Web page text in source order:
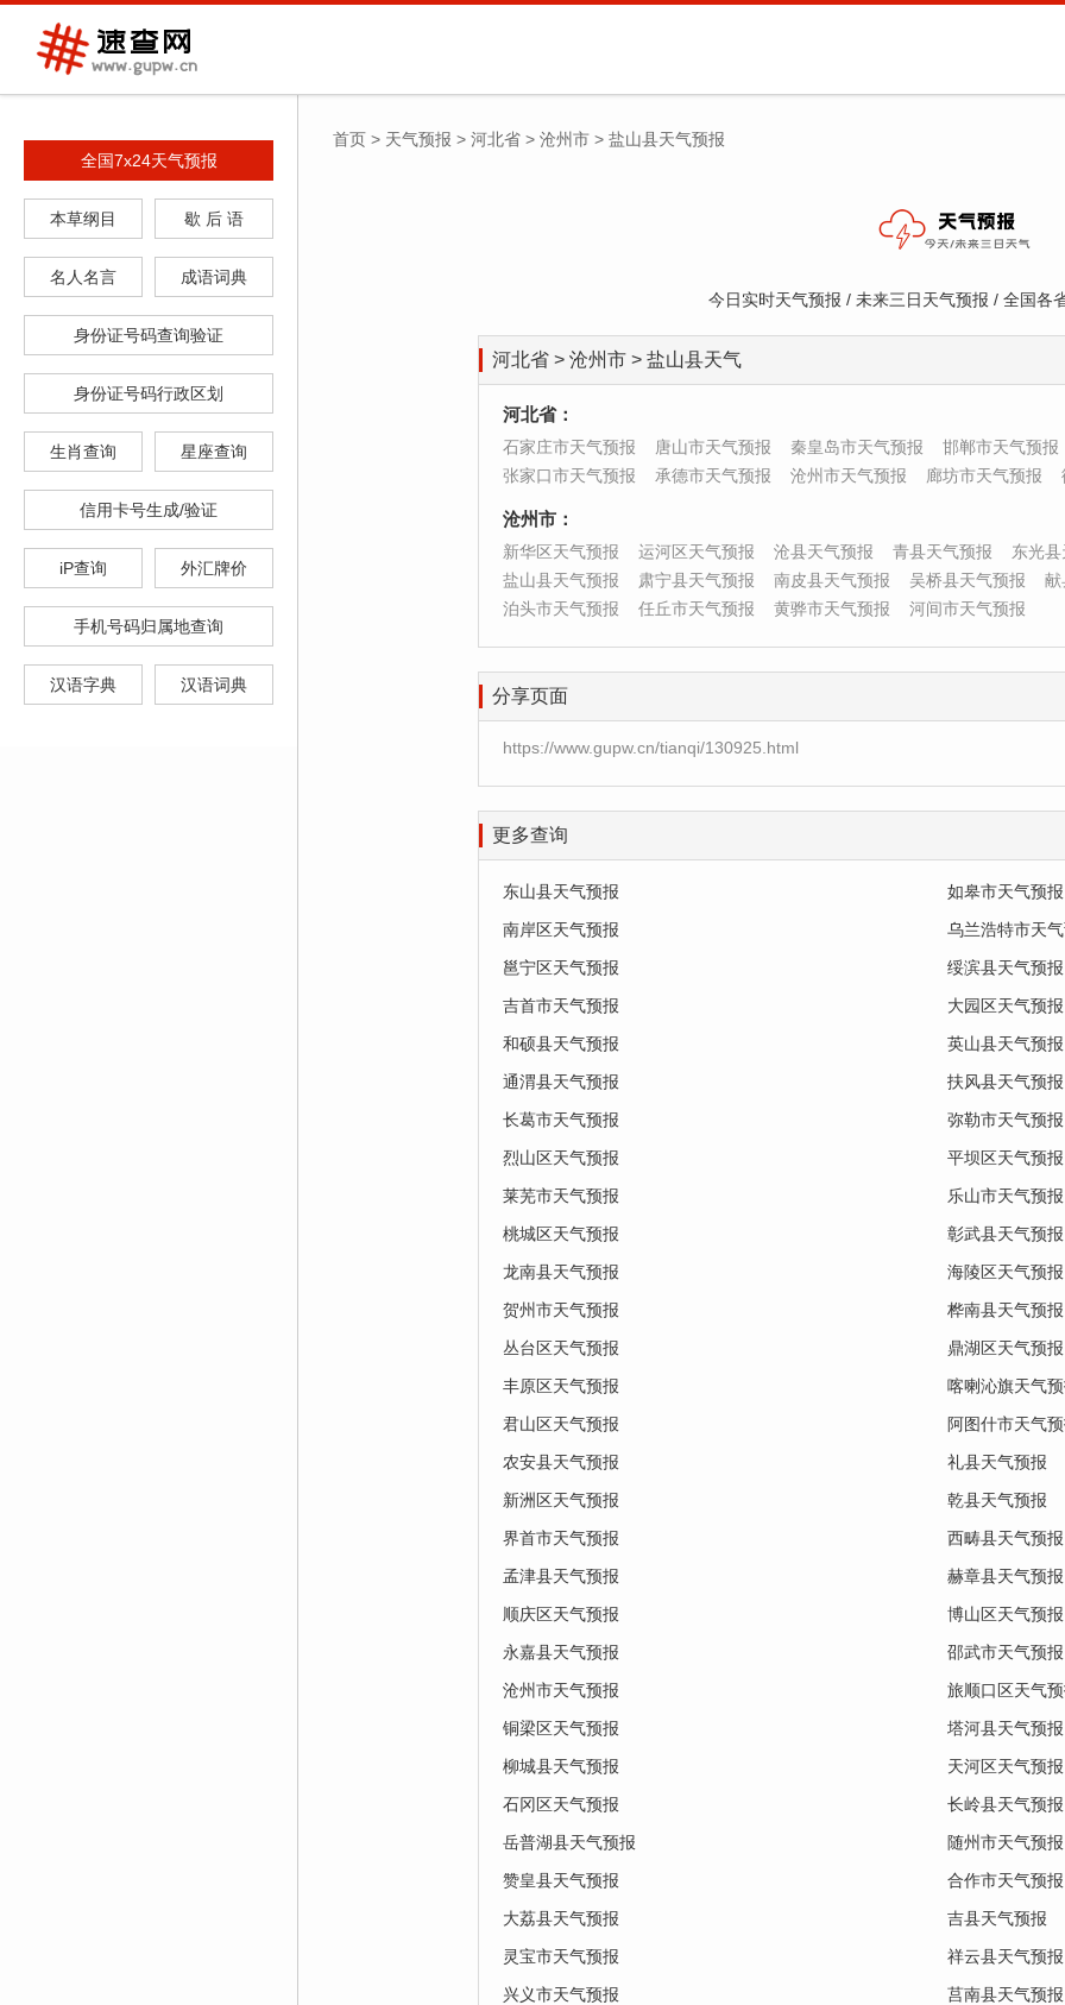
全国7x24天气预报
本草纲目 歇 后 语
名人名言 成语词典
身份证号码查询验证
身份证号码行政区划
生肖查询 星座查询
信用卡号生成/验证
iP查询 外汇牌价
手机号码归属地查询
汉语字典 汉语词典
首页 > 天气预报 > 河北省 > 沧州市 > 盐山县天气预报
今日实时天气预报 / 未来三日天气预报 / 全国各
河北省 > 沧州市 > 盐山县天气
河北省：
石家庄市天气预报 唐山市天气预报 秦皇岛市天气预报
邯郸市天气预报
张家口市天气预报
承德市天气预报 沧州市天气预报 廊坊市天气预报
沧州市：
新华区天气预报 运河区天气预报 沧县天气预报 青县天气预报
东光
盐山县天气预报
肃宁县天气预报 南皮县天气预报 吴桥县天气预报
献
泊头市天气预报
任丘市天气预报 黄骅市天气预报 河间市天气预报
分享页面
https://www.gupw.cn/tianqi/130925.html
更多查询
东山县天气预报
如皋市天气预报
南岸区天气预报
乌兰浩特市天
邕宁区天气预报
绥滨县天气预报
吉首市天气预报
大园区天气预报
和硕县天气预报
英山县天气预报
通渭县天气预报
扶风县天气预报
长葛市天气预报
弥勒市天气预报
烈山区天气预报
平坝区天气预报
莱芜市天气预报
乐山市天气预报
桃城区天气预报
彰武县天气预报
龙南县天气预报
海陵区天气预报
贺州市天气预报
桦南县天气预报
丛台区天气预报
鼎湖区天气预报
丰原区天气预报
喀喇沁旗天气
君山区天气预报
阿图什市天气
农安县天气预报
礼县天气预报
新洲区天气预报
乾县天气预报
界首市天气预报
西畴县天气预报
孟津县天气预报
赫章县天气预报
顺庆区天气预报
博山区天气预报
永嘉县天气预报
邵武市天气预报
沧州市天气预报
旅顺口区天气
铜梁区天气预报
塔河县天气预报
柳城县天气预报
天河区天气预报
石冈区天气预报
长岭县天气预报
岳普湖县天气预报
随州市天气预报
赞皇县天气预报
合作市天气预报
大荔县天气预报
吉县天气预报
灵宝市天气预报
祥云县天气预报
兴义市天气预报
莒南县天气预报